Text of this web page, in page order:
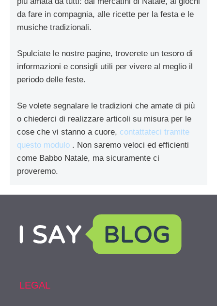
da fare in compagnia, alle ricette per la festa e le
musiche tradizionali.
Spulciate le nostre pagine, troverete un tesoro di
informazioni e consigli utili per vivere al meglio il
periodo delle feste.
Se volete segnalare le tradizioni che amate di più
o chiederci di realizzare articoli su misura per le
cose che vi stanno a cuore, contattateci tramite
questo modulo . Non saremo veloci ed efficienti
come Babbo Natale, ma sicuramente ci
proveremo.
LEGAL